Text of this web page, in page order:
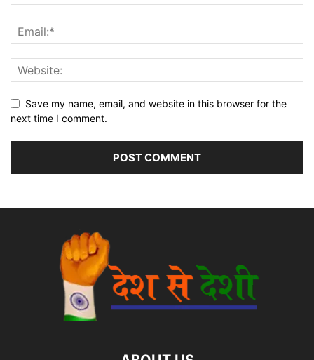
Save my name, email, and website in this browser for the
next time I comment.